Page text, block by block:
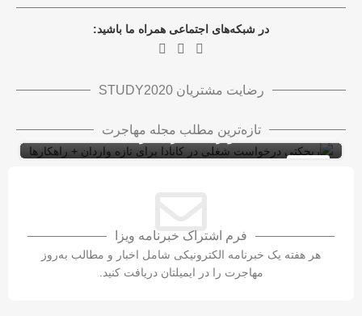
در شبکه‌های اجتماعی همراه ما باشید:
رضایت مشتریان STUDY2020
ویزای کار
ویزای کاری کانادا با LMIA
تازه‌ترین مطلب مجله مهاجرت
واردان + راهکارها
فرم اشتراک خبرنامه ویزا
هر هفته یک خبرنامه الکترونیکی شامل اخبار و مطالب به‌روز
مهاجرت را در ایمیلتان دریافت کنید.